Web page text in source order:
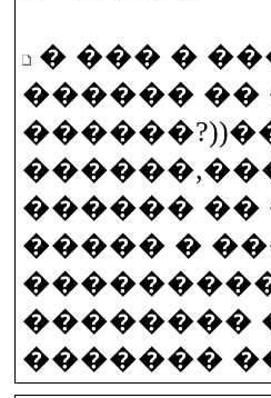
� ��� �
������ ��
������ ��
����� �
��������
�������